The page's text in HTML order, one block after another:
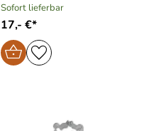
Sofort lieferbar
17,- €*